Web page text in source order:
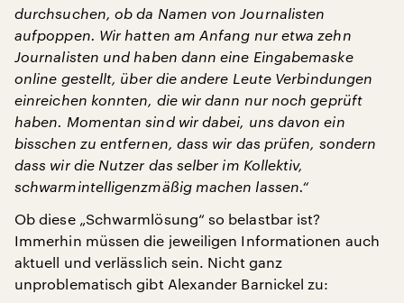
durchsuchen, ob da Namen von Journalisten
aufpoppen. Wir hatten am Anfang nur etwa zehn
Journalisten und haben dann eine Eingabemaske
online gestellt, über die andere Leute Verbindungen
einreichen konnten, die wir dann nur noch geprüft
haben. Momentan sind wir dabei, uns davon ein
bisschen zu entfernen, dass wir das prüfen, sondern
dass wir die Nutzer das selber im Kollektiv,
schwarmintelligenzmäßig machen lassen.“
Ob diese „Schwarmlösung“ so belastbar ist?
Immerhin müssen die jeweiligen Informationen auch
aktuell und verlässlich sein. Nicht ganz
unproblematisch gibt Alexander Barnickel zu: